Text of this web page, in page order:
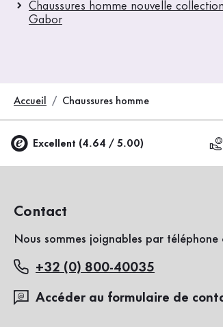
Chaussures homme nouvelle collection
Gabor
Accueil Chaussures homme
Excellent (4.64 / 5.00)
Contact
Nous sommes joignables par
+32 (0) 800-40035
Accéder au formulaire de